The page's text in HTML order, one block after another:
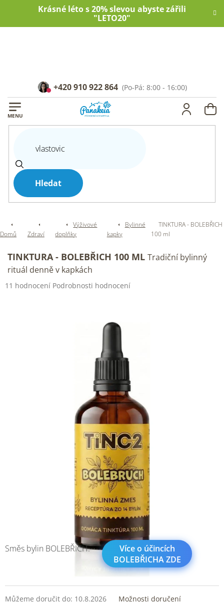
Krásné léto s 20% slevou abyste zářili
"LETO20"
Hledat
+420 910 922 864
Domů Zdraví
Výživové
doplňky
Bylinné
kapky
TINKTURA - BOLEBŘICH
100 ml
TINKTURA - BOLEBŘICH 100 ML Tradiční bylinný
rituál denně v kapkách
Průměrné
11 hodnocení Podrobnosti hodnocení
Můžeme doručit do: 10.8.2026 Možnosti doručení
Směs bylin BOLEBŘICH.
Více o účincích
BOLEBŘICHA ZDE